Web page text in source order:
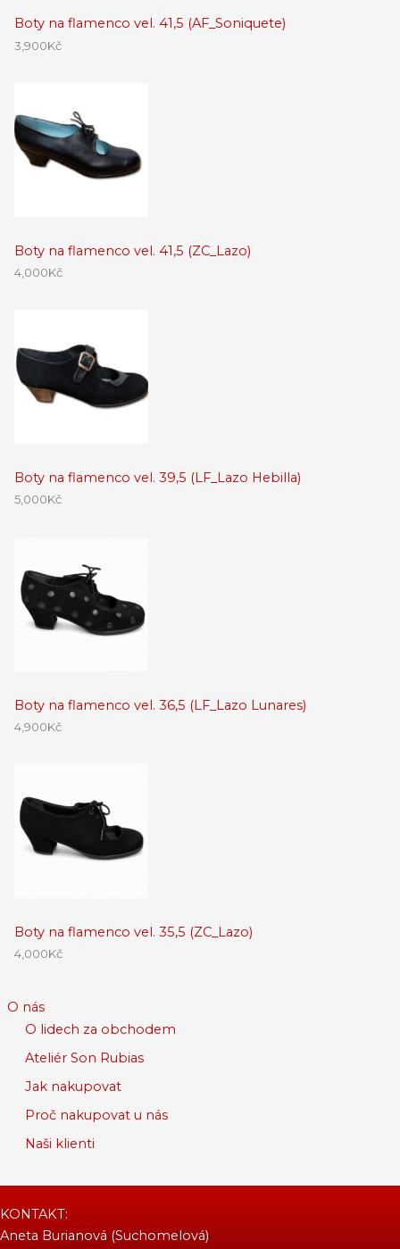
Boty na flamenco vel. 41,5 (AF_Soniquete)
3,900Kč
Boty na flamenco vel. 41,5 (ZC_Lazo)
4,000Kč
Boty na flamenco vel. 39,5 (LF_Lazo Hebilla)
5,000Kč
Boty na flamenco vel. 36,5 (LF_Lazo Lunares)
4,900Kč
Boty na flamenco vel. 35,5 (ZC_Lazo)
4,000Kč
O nás
O lidech za obchodem
Ateliér Son Rubias
Jak nakupovat
Proč nakupovat u nás
Naši klienti
KONTAKT:
Aneta Burianová (Suchomelová)